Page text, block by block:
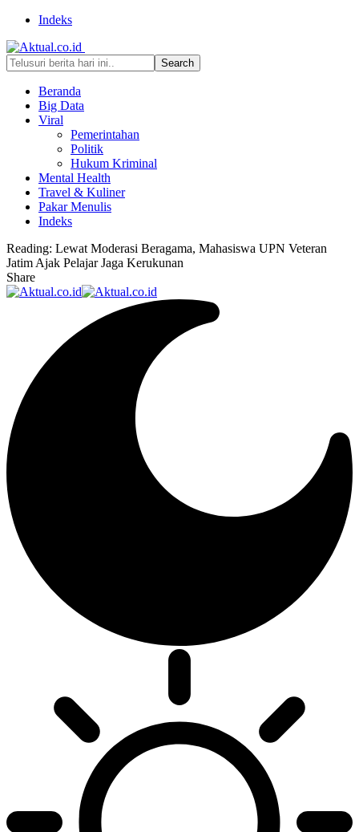
Indeks
Beranda
Big Data
Viral
Pemerintahan
Politik
Hukum Kriminal
Mental Health
Travel & Kuliner
Pakar Menulis
Indeks
Reading: Lewat Moderasi Beragama, Mahasiswa UPN Veteran
Jatim Ajak Pelajar Jaga Kerukunan
Share